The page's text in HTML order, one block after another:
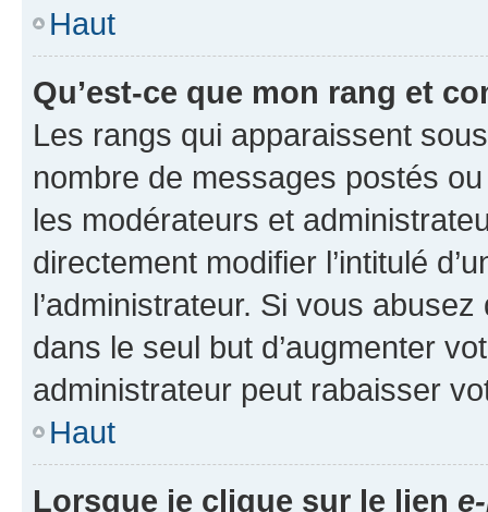
Haut
Qu’est-ce que mon rang et
Les rangs qui apparaissent
nombre de messages postés
les modérateurs et
directement modifier l’intitulé
l’administrateur. Si vous
dans le seul but d’augmenter
administrateur peut rabaisser
Haut
Lorsque je clique sur le lien